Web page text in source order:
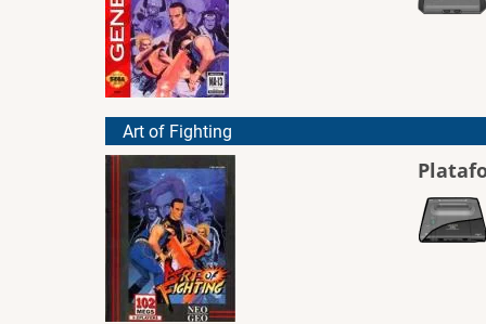
Art of Fighting